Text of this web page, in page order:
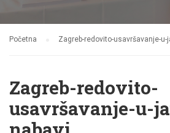
Početna Zagreb-redovito-usavršavanje-u-
Zagreb-redovito-
usavršavanje-u-